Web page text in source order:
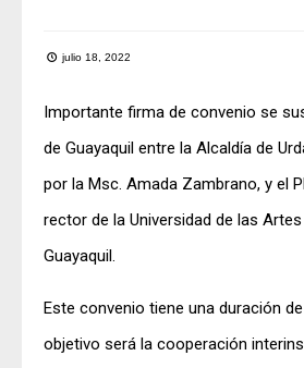
julio 18, 2022
Importante firma de convenio se
de Guayaquil entre la Alcaldía de
por la Msc. Amada Zambrano, y el
rector de la Universidad de las
Guayaquil.
Este convenio tiene una duración
objetivo será la cooperación